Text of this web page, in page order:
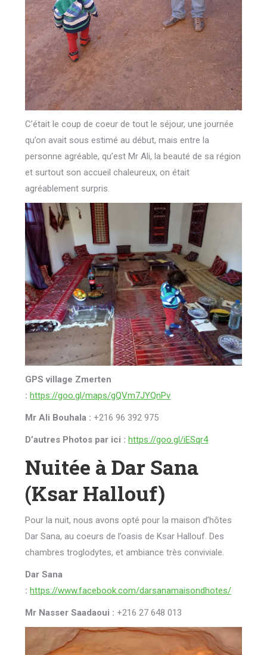
C’était le coup de coeur de tout le séjour, une journée
qu’on avait sous estimé au début, mais entre la
personne agréable, qu’est Mr Ali, la beauté de sa région
et surtout son accueil chaleureux, on était
agréablement surpris.
GPS village Zmerten
: https://goo.gl/maps/gQVm7JYQnPv
Mr Ali Bouhala : +216 96 392 975
D’autres Photos par ici : https://goo.gl/iESqr4
Nuitée à Dar Sana
(Ksar Hallouf)
Pour la nuit, nous avons opté pour la maison d’hôtes
Dar Sana, au coeurs de l’oasis de Ksar Hallouf. Des
chambres troglodytes, et ambiance très conviviale.
Dar Sana
:https://www.facebook.com/darsanamaisondhotes/
Mr Nasser Saadaoui : +216 27 648 013